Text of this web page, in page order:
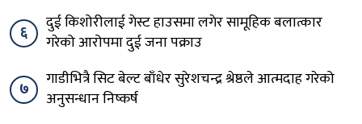
६
दुई किशोरीलाई गेस्ट हाउसमा लगेर सामूहिक बलात्कार
गरेको आरोपमा दुई जना पक्राउ
७
गाडीभित्रै सिट बेल्ट बाँधेर सुरेशचन्द्र श्रेष्ठले आत्मदाह गरेको
अनुसन्धान निष्कर्ष